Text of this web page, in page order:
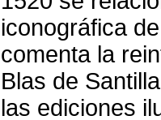
iconográfica
comenta la
Blas de
las ediciones